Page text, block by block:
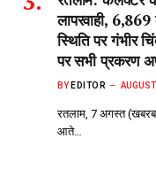
लापरवाही,
स्थिति पर गंभीर
पर सभी प्रकरण
BY EDITOR
रतलाम, 7 अगस्त
आते…